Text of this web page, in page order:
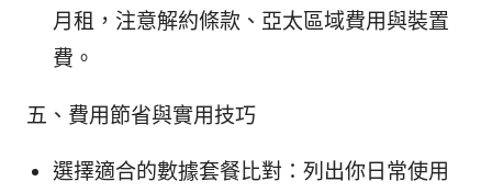
月租，注意解約條款、亞太區域費用與裝置
費。
五、費用節省與實用技巧
選擇適合的數據套餐比對：列出你日常使用